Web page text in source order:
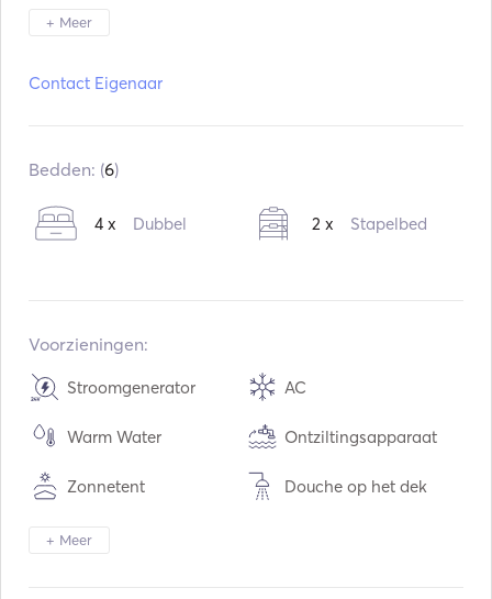
+ Meer
Motoren: 2 x 40hp
Watercapaciteit:760
Contact Eigenaar
Bedden: (6)
4 x Dubbel 2 x Stapelbed
Voorzieningen:
Stroomgenerator AC
Warm Water Ontziltingsapparaat
Zonnetent Douche op het dek
Luidsprekers op het dek
+ Meer